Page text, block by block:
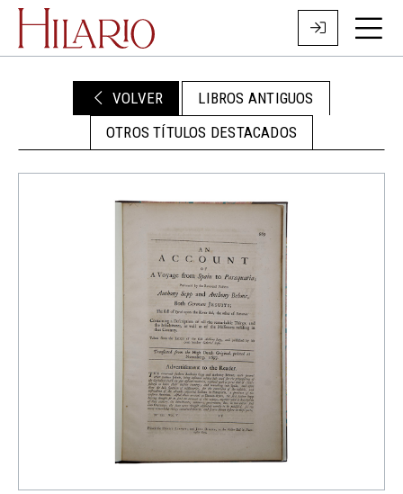
VOLVER
LIBROS ANTIGUOS
OTROS TÍTULOS DESTACADOS